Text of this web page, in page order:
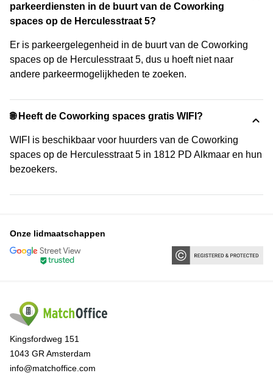
parkeerdiensten in de buurt van de Coworking
spaces op de Herculesstraat 5?
Er is parkeergelegenheid in de buurt van de Coworking
spaces op de Herculesstraat 5, dus u hoeft niet naar
andere parkeermogelijkheden te zoeken.
🌐 Heeft de Coworking spaces gratis WIFI?
WIFI is beschikbaar voor huurders van de Coworking
spaces op de Herculesstraat 5 in 1812 PD Alkmaar en hun
bezoekers.
Onze lidmaatschappen
Kingsfordweg 151
1043 GR Amsterdam
info@matchoffice.com